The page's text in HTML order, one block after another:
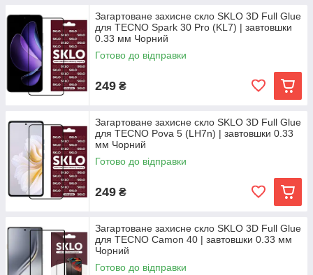
Загартоване захисне скло SKLO 3D Full Glue
для TECNO Spark 30 Pro (KL7) | завтовшки
0.33 мм Чорний
Готово до відправки
249 ₴
Загартоване захисне скло SKLO 3D Full Glue
для TECNO Pova 5 (LH7n) | завтовшки 0.33
мм Чорний
Готово до відправки
249 ₴
Загартоване захисне скло SKLO 3D Full Glue
для TECNO Camon 40 | завтовшки 0.33 мм
Чорний
Готово до відправки